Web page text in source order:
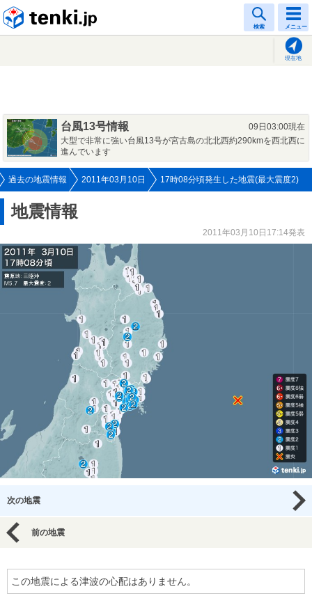
検索 メニュー
現在地
台風13号情報
09日03:00現在
大型で非常に強い台風13号が宮古島の北北西約290kmを西北西に
進んでいます
過去の地震情報 2011年03月10日 17時08分頃発生した地震(最大震度2)
地震情報
2011年03月10日17:14発表
次の地震
前の地震
この地震による津波の心配はありません。